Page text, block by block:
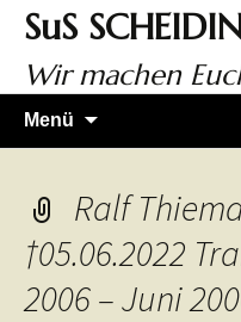
Zum
Inhalt
springen
SuS
Wir machen
Menü
Ralf
†05.06.2022
2006 – Juni